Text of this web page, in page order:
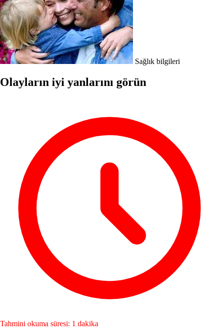
Sağlık bilgileri
Olayların iyi yanlarını görün
Tahmini okuma süresi: 1 dakika